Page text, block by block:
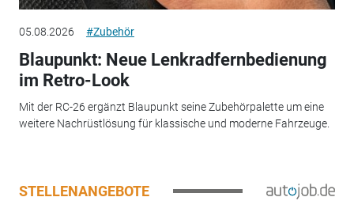
05.08.2026 #Zubehör
Blaupunkt: Neue Lenkradfernbedienung
im Retro-Look
Mit der RC-26 ergänzt Blaupunkt seine Zubehörpalette um eine
weitere Nachrüstlösung für klassische und moderne Fahrzeuge.
STELLENANGEBOTE